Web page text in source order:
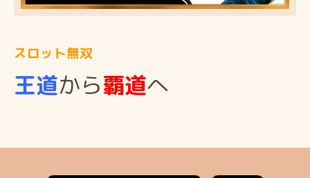
スロット無双
王道から覇道へ